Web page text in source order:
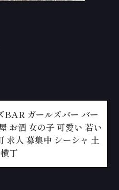
ガールズバー バー
お酒 女の子 可愛い 若い
求人 募集中 シーシャ 土
丁